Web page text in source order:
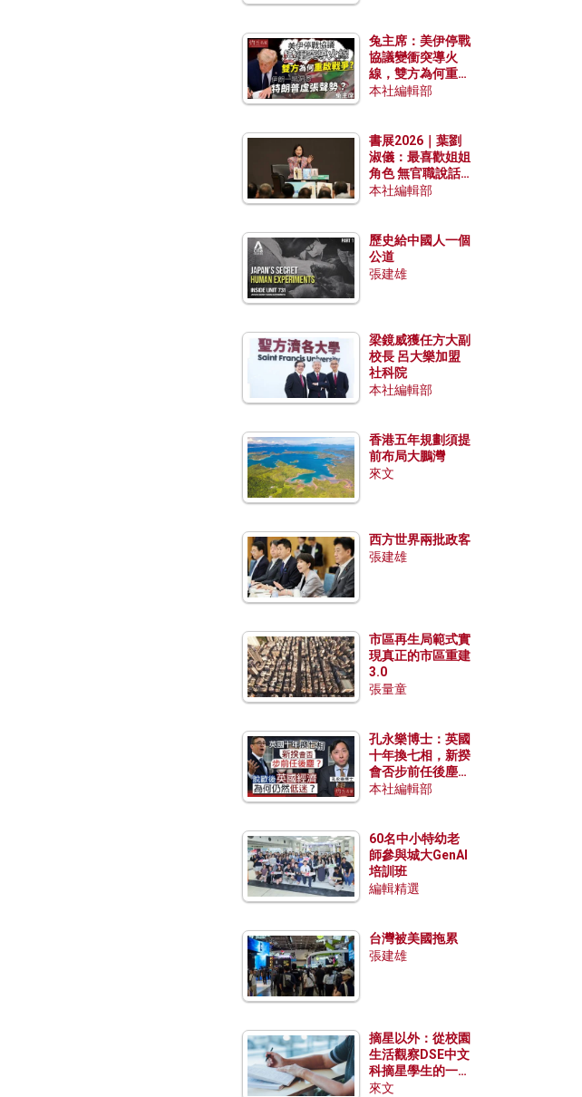
兔主席：美伊停戰
協議變衝突導火
線，雙方為何重啟
戰爭？伊朗一早洞
本社編輯部
書展2026｜葉劉
淑儀：最喜歡姐姐
角色 無官職說話
包袱少
本社編輯部
歷史給中國人一個
公道
張建雄
梁鏡威獲任方大副
校長 呂大樂加盟
社科院
本社編輯部
香港五年規劃須提
前布局大鵬灣
來文
西方世界兩批政客
張建雄
市區再生局範式實
現真正的市區重建
3.0
張量童
孔永樂博士：英國
十年換七相，新揆
會否步前任後塵？
脫歐後英國經濟為
本社編輯部
60名中小特幼老
師參與城大GenAI
培訓班
編輯精選
台灣被美國拖累
張建雄
摘星以外：從校園
生活觀察DSE中文
科摘星學生的一點
特質
來文